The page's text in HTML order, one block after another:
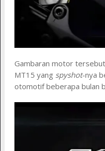
Gambaran motor
MT15 yang spyshot-nya
otomotif beberapa bulan